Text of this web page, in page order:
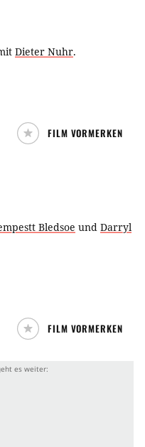
Dieter Nuhr.
FILM VORMERKEN
Bledsoe und Darryl
FILM VORMERKEN